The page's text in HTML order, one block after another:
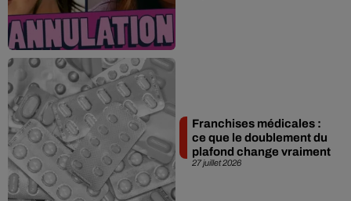
27 juillet 2026
Franchises médicales :
ce que le doublement du
plafond change vraiment